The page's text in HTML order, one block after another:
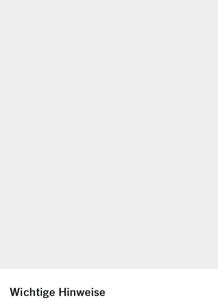
Wichtige Hinweise